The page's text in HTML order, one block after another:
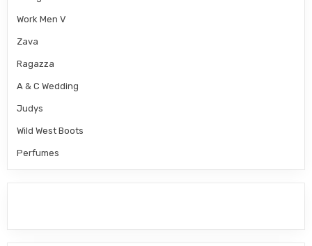
Work Men V
Zava
Ragazza
A & C Wedding
Judys
Wild West Boots
Perfumes